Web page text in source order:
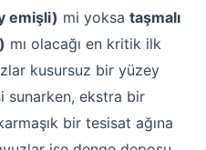
emişli) mi yoksa taşmalı
mı olacağı en kritik ilk
kusursuz bir yüzey
sunarken, ekstra bir
bir tesisat ağına